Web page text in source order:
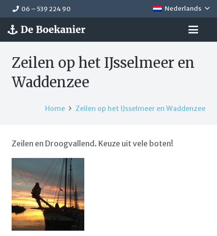
06 – 539 224 90 Nederlands
Zeilen op het IJsselmeer en
Waddenzee
Home Zeilen op het IJsselmeer en Waddenzee
Zeilen en Droogvallend. Keuze uit vele boten!